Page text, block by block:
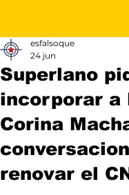
Superlano
incorporar a
Corina
renovar el
esfalsoque
24 jun